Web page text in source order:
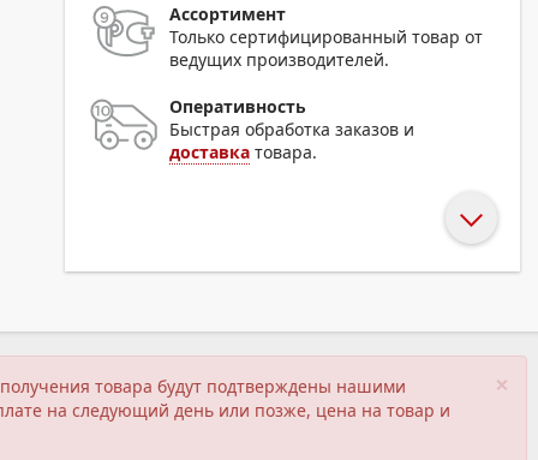
Ассортимент
Только сертифицированный товар от
ведущих производителей.
Оперативность
Быстрая обработка заказов и
доставка товара.
×
товара будут подтверждены нашими
на следующий день или позже, цена на товар и